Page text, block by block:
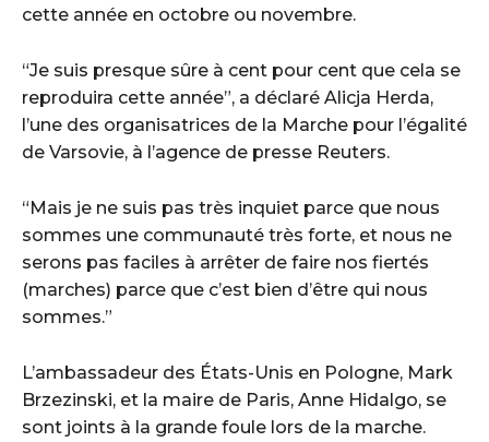
cette année en octobre ou novembre.
“Je suis presque sûre à cent pour cent que cela se
reproduira cette année”, a déclaré Alicja Herda,
l’une des organisatrices de la Marche pour l’égalité
de Varsovie, à l’agence de presse Reuters.
“Mais je ne suis pas très inquiet parce que nous
sommes une communauté très forte, et nous ne
serons pas faciles à arrêter de faire nos fiertés
(marches) parce que c’est bien d’être qui nous
sommes.”
L’ambassadeur des États-Unis en Pologne, Mark
Brzezinski, et la maire de Paris, Anne Hidalgo, se
sont joints à la grande foule lors de la marche.